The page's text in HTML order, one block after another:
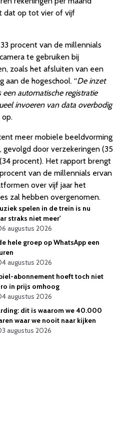
dat op tot vier of vijf
procent van de millennials
te gebruiken bij
zoals het afsluiten van een
aan de hogeschool. “De inzet
automatische registratie
invoeren van data overbodig
op.
meer mobiele beeldvorming
door verzekeringen (35
procent). Het rapport brengt
van de millennials ervan
over vijf jaar het
zal hebben overgenomen.
spelen in de trein is nu
straks niet meer'
augustus 2026
hele groep op WhatsApp een
augustus 2026
abonnement hoeft toch niet
in prijs omhoog
augustus 2026
dit is waarom we 40.000
waar we nooit naar kijken
augustus 2026